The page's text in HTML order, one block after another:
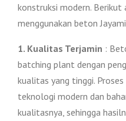
konstruksi modern. Berikut
menggunakan beton
1. Kualitas Terjamin :
batching plant dengan
kualitas yang tinggi.
teknologi modern dan
kualitasnya, sehingga